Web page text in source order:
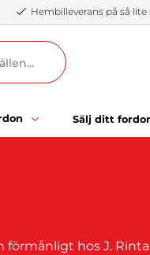
Hembilleverans på så
Sälj ditt
hos J.